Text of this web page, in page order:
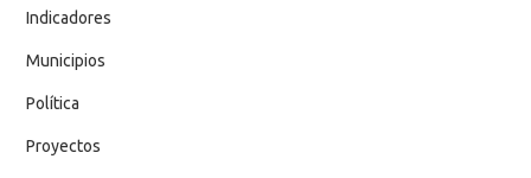
Indicadores
Municipios
Política
Proyectos